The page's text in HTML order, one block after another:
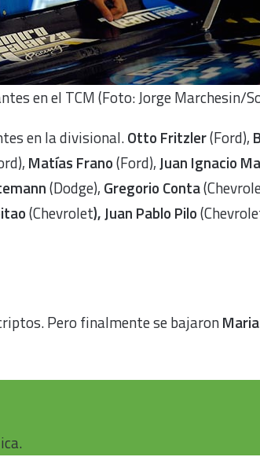
en el TCM (Foto: Jorge Marchesin/
en la divisional.Otto Fritzler(Ford),
Matías Frano(Ford), Juan Ignacio
(Dodge), Gregorio Conta
(Chevrolet), Juan Pablo Pilo
Pero finalmente se bajaron